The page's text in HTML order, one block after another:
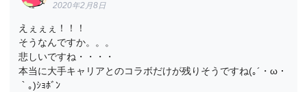
2020年2月8日
えぇぇぇ！！！
そうなんですか。。。
悲しいですね・・・・
本当に大手キャリアとのコラボだけが残りそうですね(｡´・ω・
｀｡)ｼｮﾎﾞﾝ